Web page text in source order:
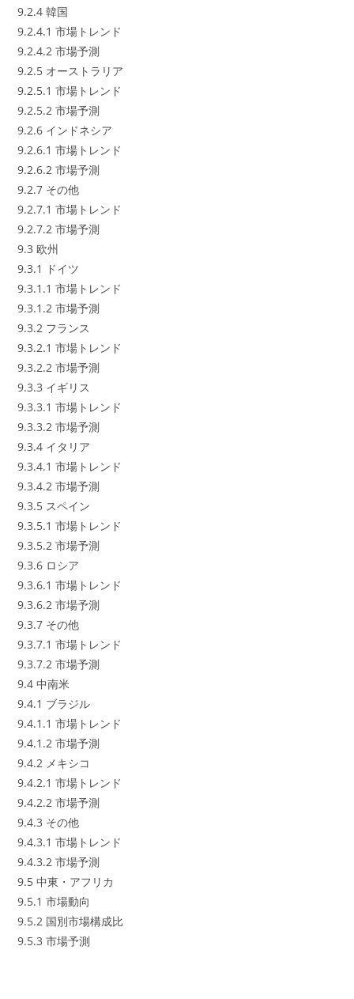
9.2.4 韓国
9.2.4.1 市場トレンド
9.2.4.2 市場予測
9.2.5 オーストラリア
9.2.5.1 市場トレンド
9.2.5.2 市場予測
9.2.6 インドネシア
9.2.6.1 市場トレンド
9.2.6.2 市場予測
9.2.7 その他
9.2.7.1 市場トレンド
9.2.7.2 市場予測
9.3 欧州
9.3.1 ドイツ
9.3.1.1 市場トレンド
9.3.1.2 市場予測
9.3.2 フランス
9.3.2.1 市場トレンド
9.3.2.2 市場予測
9.3.3 イギリス
9.3.3.1 市場トレンド
9.3.3.2 市場予測
9.3.4 イタリア
9.3.4.1 市場トレンド
9.3.4.2 市場予測
9.3.5 スペイン
9.3.5.1 市場トレンド
9.3.5.2 市場予測
9.3.6 ロシア
9.3.6.1 市場トレンド
9.3.6.2 市場予測
9.3.7 その他
9.3.7.1 市場トレンド
9.3.7.2 市場予測
9.4 中南米
9.4.1 ブラジル
9.4.1.1 市場トレンド
9.4.1.2 市場予測
9.4.2 メキシコ
9.4.2.1 市場トレンド
9.4.2.2 市場予測
9.4.3 その他
9.4.3.1 市場トレンド
9.4.3.2 市場予測
9.5 中東・アフリカ
9.5.1 市場動向
9.5.2 国別市場構成比
9.5.3 市場予測